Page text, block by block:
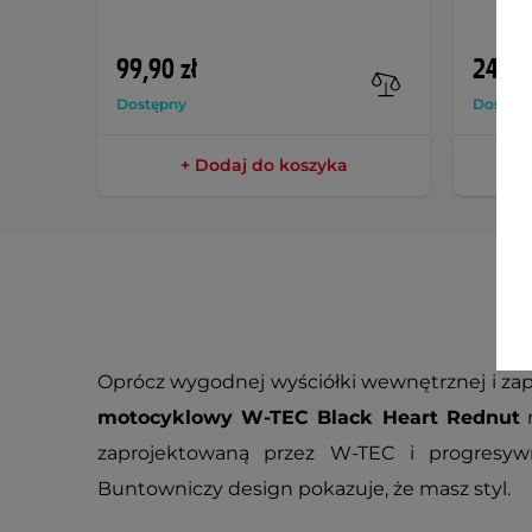
99,90 zł
Dostępny
+ Dodaj do koszyka
Oprócz wygodnej wyściółki wewnętrznej i
motocyklowy W-TEC Black Heart Rednut
zaprojektowaną przez W-TEC i
Buntowniczy design pokazuje, że masz styl.